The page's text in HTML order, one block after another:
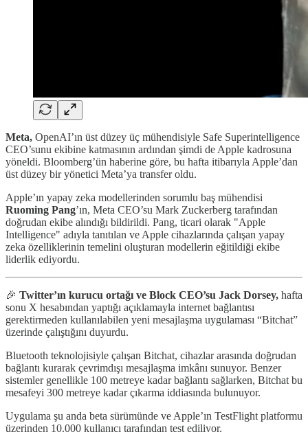
Meta, OpenAI’ın üst düzey üç mühendisiyle Safe Superintelligence
CEO’sunu ekibine katmasının ardından şimdi de Apple kadrosuna
yöneldi. Bloomberg’ün haberine göre, bu hafta itibarıyla Apple’dan
üst düzey bir yönetici Meta’ya transfer oldu.
Apple’ın yapay zeka modellerinden sorumlu baş mühendisi
Ruoming Pang’ın, Meta CEO’su Mark Zuckerberg tarafından
doğrudan ekibe alındığı bildirildi. Pang, ticari olarak "Apple
Intelligence" adıyla tanıtılan ve Apple cihazlarında çalışan yapay
zeka özelliklerinin temelini oluşturan modellerin eğitildiği ekibe
liderlik ediyordu.
🎉 Twitter’ın kurucu ortağı ve Block CEO’su Jack Dorsey, hafta
sonu X hesabından yaptığı açıklamayla internet bağlantısı
gerektirmeden kullanılabilen yeni mesajlaşma uygulaması “Bitchat”
üzerinde çalıştığını duyurdu.
Bluetooth teknolojisiyle çalışan Bitchat, cihazlar arasında doğrudan
bağlantı kurarak çevrimdışı mesajlaşma imkânı sunuyor. Benzer
sistemler genellikle 100 metreye kadar bağlantı sağlarken, Bitchat bu
mesafeyi 300 metreye kadar çıkarma iddiasında bulunuyor.
Uygulama şu anda beta sürümünde ve Apple’ın TestFlight platformu
üzerinden 10.000 kullanıcı tarafından test ediliyor.